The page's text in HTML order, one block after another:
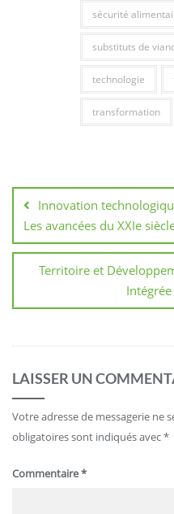
sécurité
substituts de
technologie
transformation
de
l’article
Innovation
Les avancées du XXIe
Territoire et
LAISSER UN
Votre adresse de messagerie ne
obligatoires sont indiqués avec*
Commentaire*